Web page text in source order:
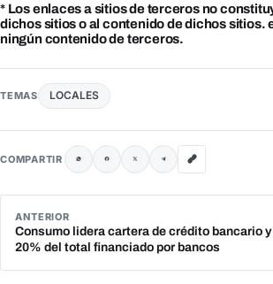
* Los enlaces a sitios de terceros no
dichos sitios o al contenido de dichos sitios.
ningún contenido de terceros.
TEMAS LOCALES
COMPARTIR
ANTERIOR
Consumo lidera cartera de crédito bancario
20% del total financiado por bancos